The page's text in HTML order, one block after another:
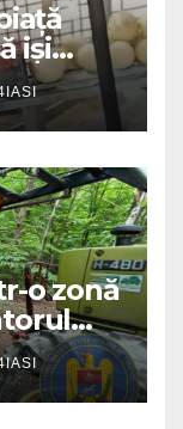
iși
o zonă
salvat